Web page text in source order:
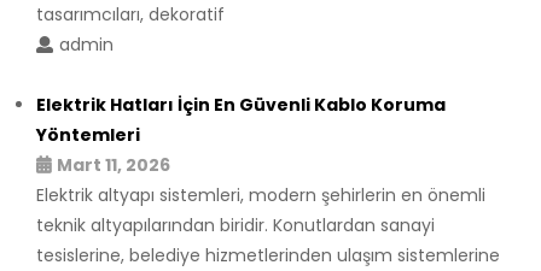
tasarımcıları, dekoratif
admin
Elektrik Hatları İçin En Güvenli Kablo Koruma
Yöntemleri
Mart 11, 2026
Elektrik altyapı sistemleri, modern şehirlerin en önemli
teknik altyapılarından biridir. Konutlardan sanayi
tesislerine, belediye hizmetlerinden ulaşım sistemlerine